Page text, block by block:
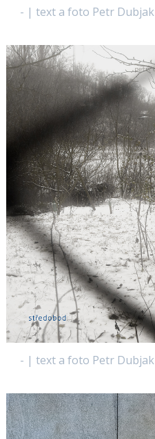
- | text a foto Petr Dubjak
- | text a foto Petr Dubjak